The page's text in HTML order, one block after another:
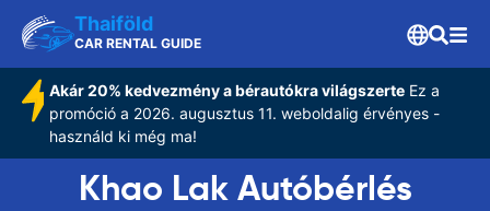
Thaiföld
CAR RENTAL GUIDE
Akár 20% kedvezmény a bérautókra világszerteEz a
promóció a 2026. augusztus 11. weboldalig érvényes -
használd ki még ma!
Khao Lak Autóbérlés